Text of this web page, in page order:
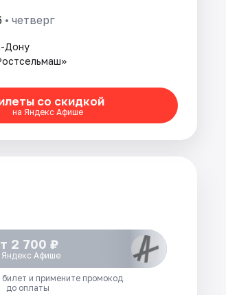
• четверг
Дону
со скидкой
на Яндекс Афише
2 700 ₽
Яндекс Афише
и примените промокод
до оплаты